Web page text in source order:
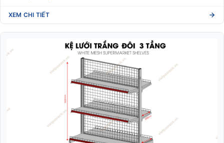
XEM CHI TIẾT